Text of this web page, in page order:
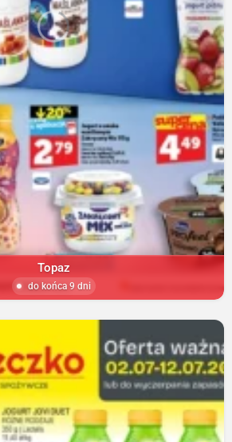
Topaz
do końca 9 dni